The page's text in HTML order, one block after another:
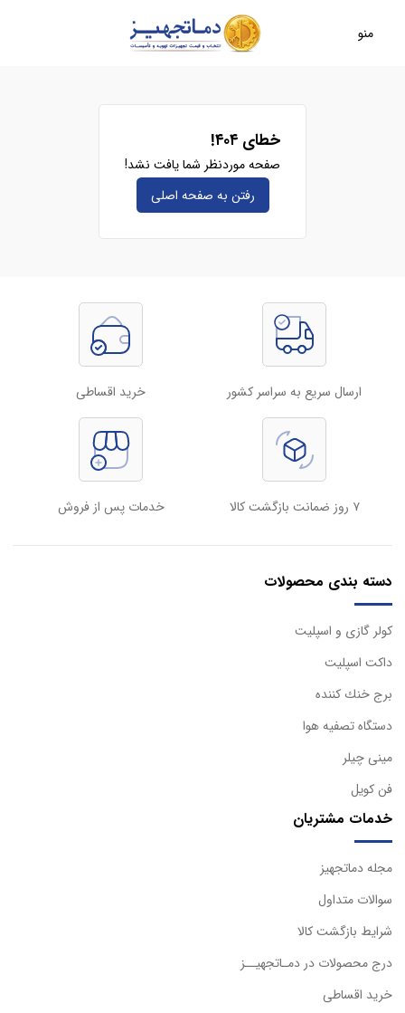
منو
خطای ۴۰۴!
صفحه موردنظر شما یافت نشد!
رفتن به صفحه‌ اصلی
ارسال سریع به سراسر کشور خرید اقساطی
۷ روز ضمانت بازگشت کالا خدمات پس از فروش
دسته بندی محصولات
كولر گازی و اسپليت
داكت اسپليت
برج خنك كننده
دستگاه تصفيه هوا
مینی چیلر
فن کویل
خدمات مشتریان
مجله دماتجهیز
سوالات متداول
شرایط بازگشت کالا
درج محصولات در دمـاتجهیــز
خرید اقساطی